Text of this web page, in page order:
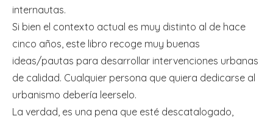
internautas.
Si bien el contexto actual es muy distinto al de hace
cinco años, este libro recoge muy buenas
ideas/pautas para desarrollar intervenciones urbanas
de calidad. Cualquier persona que quiera dedicarse al
urbanismo debería leerselo.
La verdad, es una pena que esté descatalogado,